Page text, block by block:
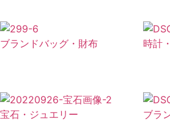
ブランドバッグ・財布 時計
宝石・ジュエリー
ブラ